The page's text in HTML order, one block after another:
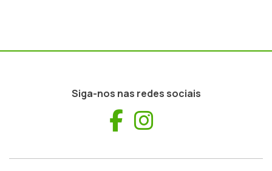
Siga-nos nas redes sociais
Facebook